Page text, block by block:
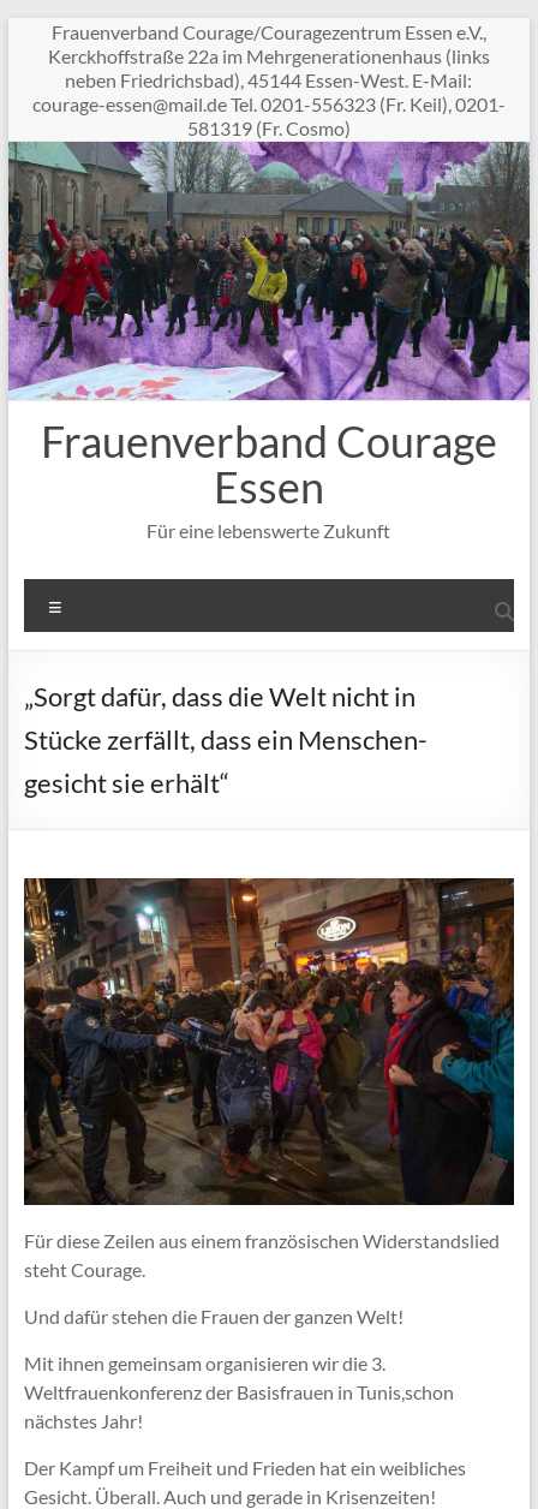
Inhalt
springen
Frauenverband Courage/Couragezentrum Essen e.V.,
Kerckhoffstraße 22a im Mehrgenerationenhaus (links
neben Friedrichsbad), 45144 Essen-West. E-Mail:
ed.li
am@ne
sse-e
garuo
c
Tel. 0201-556323 (Fr. Keil), 0201-
581319 (Fr. Cosmo)
Frauenverband Courage
Essen
Für eine lebenswerte Zukunft
„Sorgt dafür, dass die Welt nicht in
Stücke zerfällt, dass ein Menschen-
gesicht sie erhält“
Für diese Zeilen aus einem französischen Widerstandslied
steht Courage.
Und dafür stehen die Frauen der ganzen Welt!
Mit ihnen gemeinsam organisieren wir die 3.
Weltfrauenkonferenz der Basisfrauen in Tunis,schon
nächstes Jahr!
Der Kampf um Freiheit und Frieden hat ein weibliches
Gesicht. Überall. Auch und gerade in Krisenzeiten!